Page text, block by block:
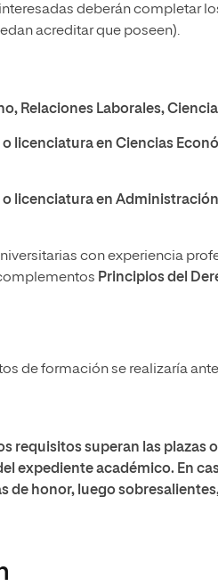
interesadas deberán
acreditar que poseen).
Relaciones Laborales,
licenciatura en Ciencias
o licenciatura en
con experiencia
Principios del
de formación se realizaría
requisitos superan las plazas
expediente académico. En
de honor, luego